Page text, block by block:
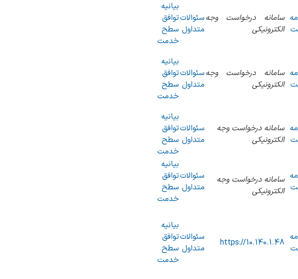
سامانه درخواست وجه
الکترونیکی
سئوالات
متداول
بیانیه
توافق
سطح
خدمت
سامانه درخواست وجه
الکترونیکی
سئوالات
متداول
بیانیه
توافق
سطح
خدمت
سامانه درخواست وجه
الکترونیکی
سئوالات
متداول
بیانیه
توافق
سطح
خدمت
سامانه درخواست وجه
الکترونیکی
سئوالات
متداول
بیانیه
توافق
سطح
خدمت
https://10.140.1.48
سئوالات
متداول
بیانیه
توافق
سطح
خدمت